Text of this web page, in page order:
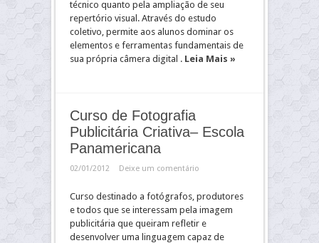
técnico quanto pela ampliação de seu
repertório visual. Através do estudo
coletivo, permite aos alunos dominar os
elementos e ferramentas fundamentais de
sua própria câmera digital . Leia Mais »
Curso de Fotografia
Publicitária Criativa– Escola
Panamericana
02/01/2012 Deixe um comentário
Curso destinado a fotógrafos, produtores
e todos que se interessam pela imagem
publicitária que queiram refletir e
desenvolver uma linguagem capaz de